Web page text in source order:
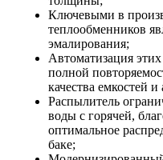
Ключевыми в
теплообменников
эмалирования;
Автоматизация
полной
качества емкостей
Распылитель
воды с горячей,
оптимальное
баке;